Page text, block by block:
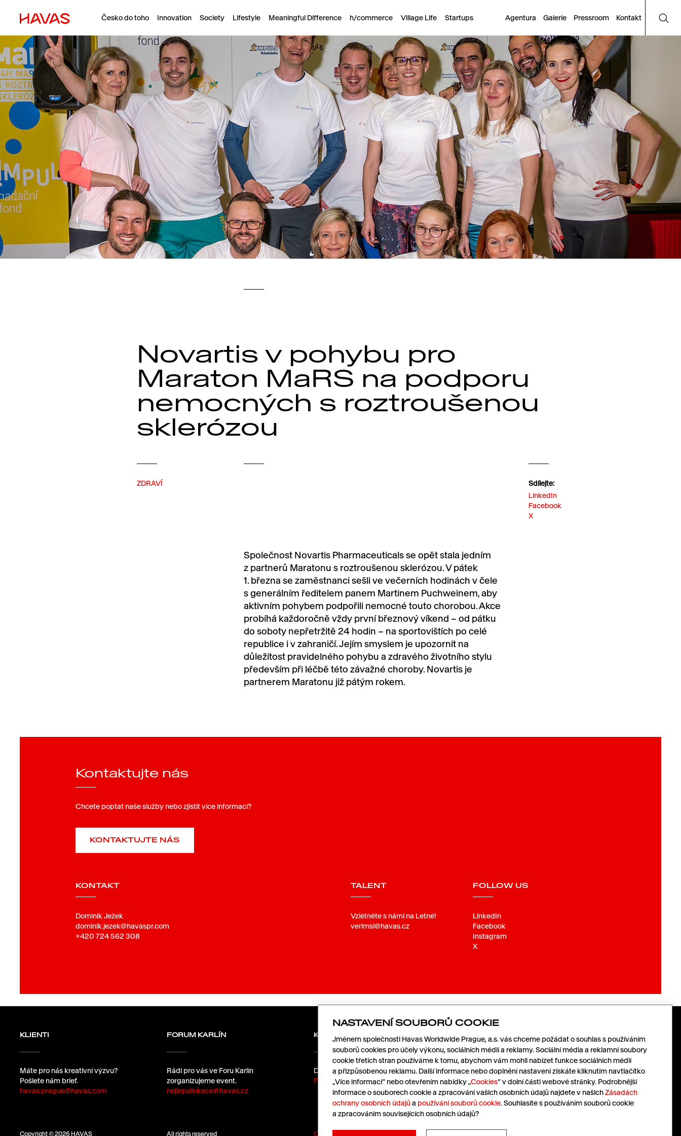
Česko do toho Innovation Society Lifestyle Meaningful Difference h/commerce Village Life Startups Agentura Galerie Pressroom Kontakt
Novartis v pohybu pro
Maraton MaRS na podporu
nemocných s roztroušenou
sklerózou
ZDRAVÍ
Sdílejte:
LinkedIn
Facebook
X
Společnost Novartis Pharmaceuticals se opět stala jedním
z partnerů Maratonu s roztroušenou sklerózou. V pátek
1. března se zaměstnanci sešli ve večerních hodinách v čele
s generálním ředitelem panem Martinem Puchweinem, aby
aktivním pohybem podpořili nemocné touto chorobou. Akce
probíhá každoročně vždy první březnový víkend – od pátku
do soboty nepřetržitě 24 hodin – na sportovištích po celé
republice i v zahraničí. Jejím smyslem je upozornit na
důležitost pravidelného pohybu a zdravého životního stylu
především při léčbě této závažné choroby. Novartis je
partnerem Maratonu již pátým rokem.
KONTAKT
Dominik Ježek
dominik.jezek@havaspr.com
+420 724 562 308
Kontaktujte nás
Chcete poptat naše služby nebo zjistit více informací?
KONTAKTUJTE NÁS
TALENT
Vzlétněte s námi na Letné!
verimsi@havas.cz
FOLLOW US
LinkedIn
Facebook
Instagram
X
KLIENTI
Máte pro nás kreativní výzvu?
Pošlete nám brief.
havas.prague@havas.com
FORUM KARLÍN
Rádi pro vás ve Foru Karlín
zorganizujeme event.
nejlepsilokace@havas.cz
KARIÉRA
Dáme kafe?
Pošlete nám životopis.
DODAVATELÉ
Pojďme spolu růst.
Pošlete nám vaši nabídku.
nabidky@havas.cz
SLEDUJTE
NÁS
LinkedIn
Facebook
Instagram
X
Copyright © 2026 HAVAS All rights reserved Cookies
NASTAVENÍ SOUBORŮ COOKIE
Jménem společnosti Havas Worldwide Prague, a.s. vás chceme požádat o souhlas s používáním
souborů cookies pro účely výkonu, sociálních médií a reklamy. Sociální média a reklamní soubory
cookie třetích stran používáme k tomu, abychom vám mohli nabízet funkce sociálních médií
a přizpůsobenou reklamu. Další informace nebo doplnění nastavení získáte kliknutím navtlačítko
„Více informací“ nebo otevřením nabídky „Cookies“ v dolní části webové stránky. Podrobnější
informace o souborech cookie a zpracování vašich osobních údajů najdete v našichZásadách
ochrany osobních údajůa používání souborů cookie. Souhlasíte s používáním souborů cookie
a zpracováním souvisejících osobních údajů?